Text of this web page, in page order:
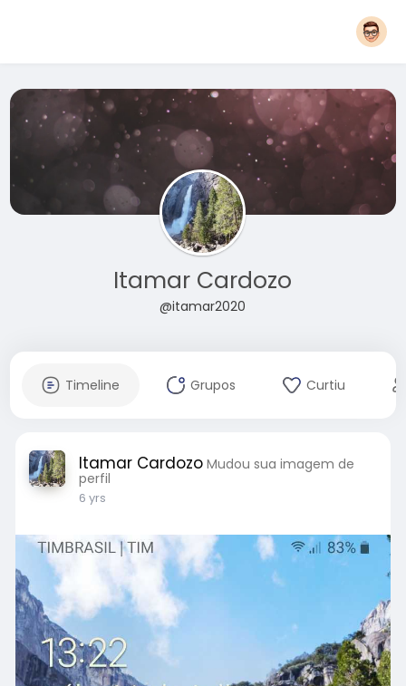
Itamar Cardozo
@itamar2020
Timeline Grupos Curtiu
Itamar Cardozo Mudou sua imagem de
perfil
6 yrs